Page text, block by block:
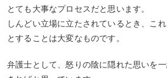
とても大事なプロセスだと思います。
しんどい立場に立たされているとき、こ
とすることは大変なものです。
弁護士として、怒りの陰に隠れた思いを